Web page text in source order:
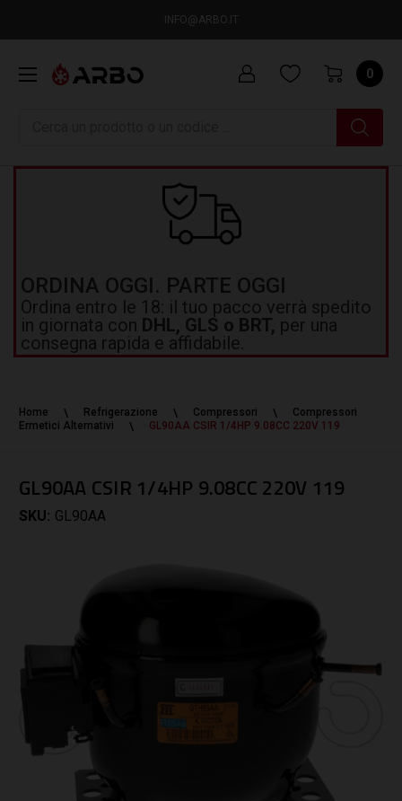
INFO@ARBO.IT
0
ORDINA OGGI. PARTE OGGI
Ordina entro le 18: il tuo pacco verrà spedito
in giornata con DHL, GLS o BRT, per una
consegna rapida e affidabile.
Home Refrigerazione Compressori
Compressori
Ermetici Alternativi
GL90AA CSIR 1/4HP 9.08CC 220V 119
GL90AA CSIR 1/4HP 9.08CC 220V 119
SKU: GL90AA